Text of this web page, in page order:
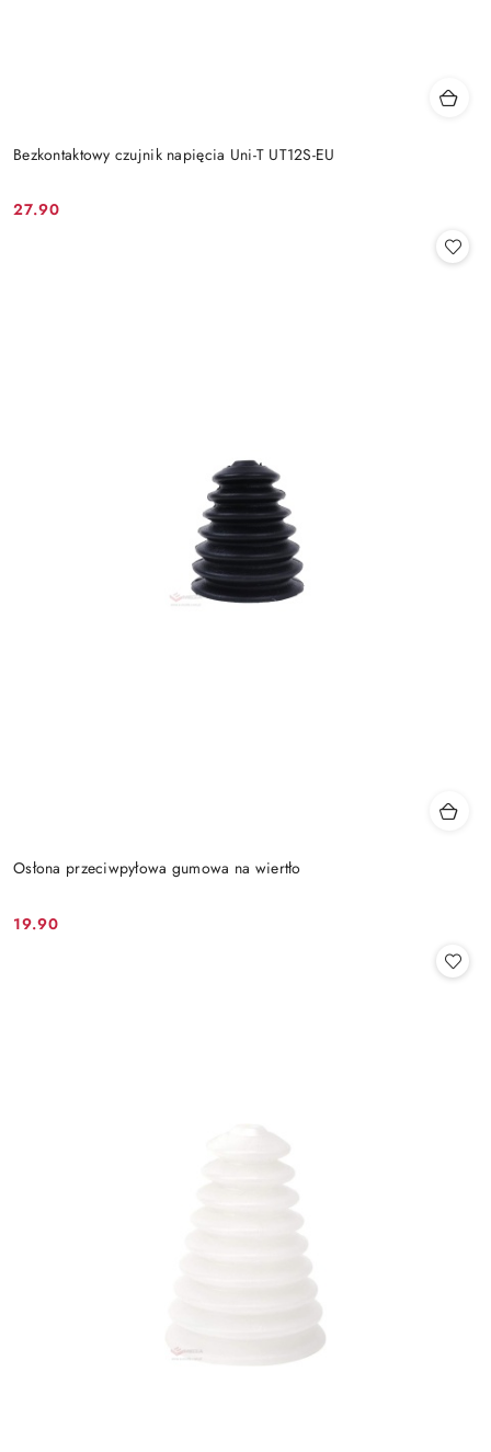
Bezkontaktowy czujnik napięcia Uni-T UT12S-EU
Cena:
27.90
Osłona przeciwpyłowa gumowa na wiertło
Cena:
19.90